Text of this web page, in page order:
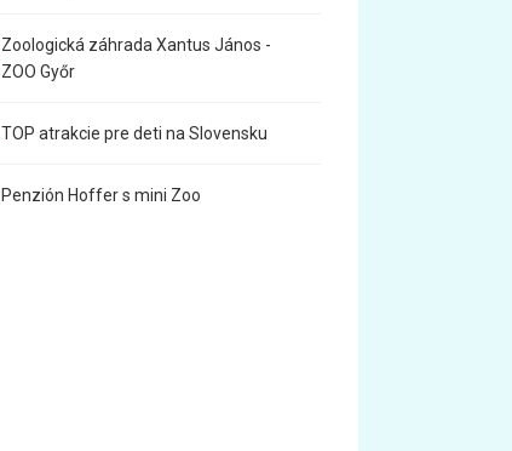
Zoologická záhrada Xantus János -
ZOO Győr
TOP atrakcie pre deti na Slovensku
Penzión Hoffer s mini Zoo